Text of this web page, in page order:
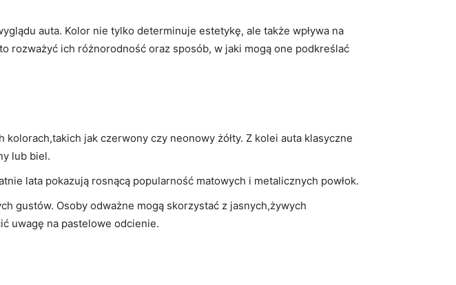
auta. Kolor nie tylko determinuje estetykę, ale także wpływa na
rozważyć ich różnorodność oraz sposób, w jaki mogą one podkreślać
jak czerwony czy neonowy żółty. Z kolei auta klasyczne
lub biel.
lata pokazują rosnącą popularność matowych i metalicznych powłok.
gustów. Osoby odważne mogą skorzystać z jasnych,żywych
uwagę na pastelowe odcienie.